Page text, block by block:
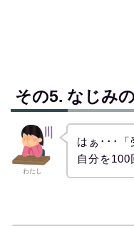
その5. なじみ
わたし
はぁ･･･「
自分を100